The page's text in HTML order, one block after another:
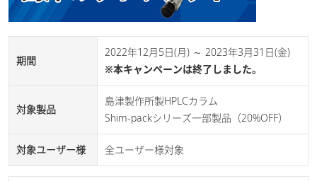
期間
2022年12月5日(月) ～ 2023年3月31日(金)
※本キャンペーンは終了しました。
対象製品
島津製作所製HPLCカラム
Shim-packシリーズ一部製品（20%OFF）
対象ユーザー様 全ユーザー様対象